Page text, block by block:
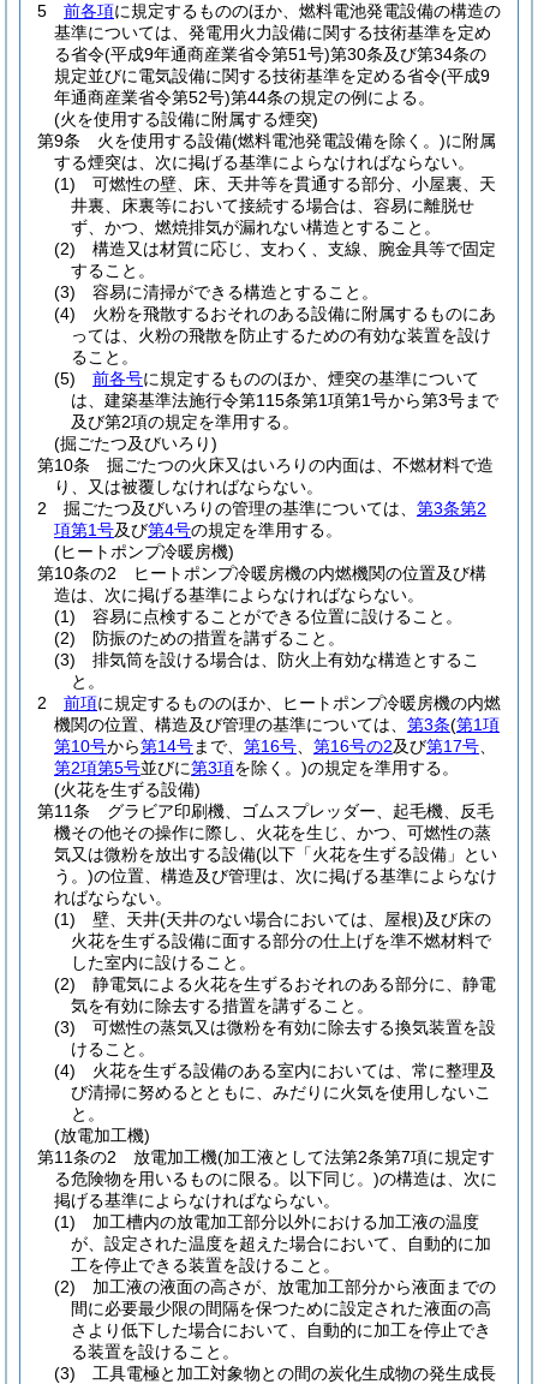
5
前各項に規定するもののほか、燃料電池発電設備の構造の
基準については、発電用火力設備に関する技術基準を定め
る省令(平成9年通商産業省令第51号)第30条及び第34条の
規定並びに電気設備に関する技術基準を定める省令(平成9
年通商産業省令第52号)第44条の規定の例による。
(火を使用する設備に附属する煙突)
第9条
火を使用する設備(燃料電池発電設備を除く。)に附属
する煙突は、次に掲げる基準によらなければならない。
(1)
可燃性の壁、床、天井等を貫通する部分、小屋裏、天
井裏、床裏等において接続する場合は、容易に離脱せ
ず、かつ、燃焼排気が漏れない構造とすること。
(2)
構造又は材質に応じ、支わく、支線、腕金具等で固定
すること。
(3)
容易に清掃ができる構造とすること。
(4)
火粉を飛散するおそれのある設備に附属するものにあ
っては、火粉の飛散を防止するための有効な装置を設け
ること。
(5)
前各号に規定するもののほか、煙突の基準について
は、建築基準法施行令第115条第1項第1号から第3号まで
及び第2項の規定を準用する。
(掘ごたつ及びいろり)
第10条
掘ごたつの火床又はいろりの内面は、不燃材料で造
り、又は被覆しなければならない。
2
掘ごたつ及びいろりの管理の基準については、 第3条第2
項第1号及び第4号の規定を準用する。
(ヒートポンプ冷暖房機)
第10条の2
ヒートポンプ冷暖房機の内燃機関の位置及び構
造は、次に掲げる基準によらなければならない。
(1)
容易に点検することができる位置に設けること。
(2)
防振のための措置を講ずること。
(3)
排気筒を設ける場合は、防火上有効な構造とするこ
と。
2
前項に規定するもののほか、ヒートポンプ冷暖房機の内燃
機関の位置、構造及び管理の基準については、 第3条(第1項
第10号から第14号まで、 第16号 第16号の2及び第17号
第2項第5号並びに第3項を除く。)の規定を準用する。
(火花を生ずる設備)
第11条
グラビア印刷機、ゴムスプレッダー、起毛機、反毛
機その他その操作に際し、火花を生じ、かつ、可燃性の蒸
気又は微粉を放出する設備(以下「火花を生ずる設備」とい
う。)の位置、構造及び管理は、次に掲げる基準によらなけ
ればならない。
(1)
壁、天井(天井のない場合においては、屋根)及び床の
火花を生ずる設備に面する部分の仕上げを準不燃材料で
した室内に設けること。
(2)
静電気による火花を生ずるおそれのある部分に、静電
気を有効に除去する措置を講ずること。
(3)
可燃性の蒸気又は微粉を有効に除去する換気装置を設
けること。
(4)
火花を生ずる設備のある室内においては、常に整理及
び清掃に努めるとともに、みだりに火気を使用しないこ
と。
(放電加工機)
第11条の2
放電加工機(加工液として法第2条第7項に規定す
る危険物を用いるものに限る。以下同じ。)の構造は、次に
掲げる基準によらなければならない。
(1)
加工槽内の放電加工部分以外における加工液の温度
が、設定された温度を超えた場合において、自動的に加
工を停止できる装置を設けること。
(2)
加工液の液面の高さが、放電加工部分から液面までの
間に必要最少限の間隔を保つために設定された液面の高
さより低下した場合において、自動的に加工を停止でき
る装置を設けること。
(3)
工具電極と加工対象物との間の炭化生成物の発生成長